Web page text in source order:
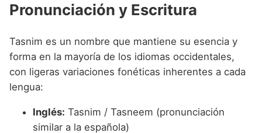
Pronunciación y Escritura
Tasnim es un nombre que mantiene su esencia y
forma en la mayoría de los idiomas occidentales,
con ligeras variaciones fonéticas inherentes a cada
lengua:
Inglés: Tasnim / Tasneem (pronunciación
similar a la española)